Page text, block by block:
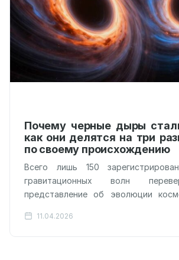
Почему черные дыры
как они делятся на три
по своему происхождению
Всего лишь 150
гравитационных волн
представление об эволюции
Астрономы из коллаборации
11.04.2026